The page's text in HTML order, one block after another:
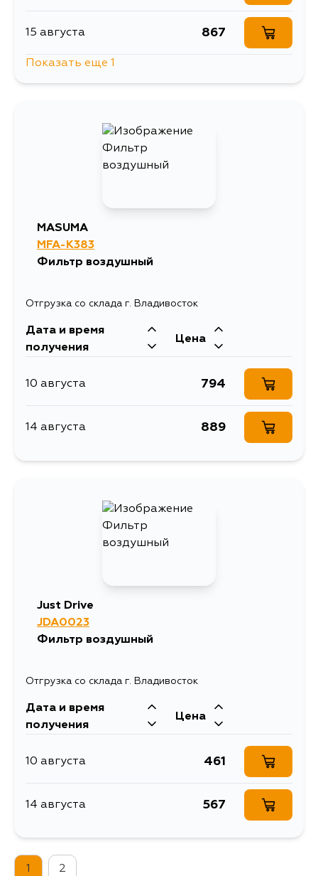
15 августа 867
Показать еще 1
MASUMA
MFA-K383
Фильтр воздушный
Отгрузка со склада г. Владивосток
Дата и время
получения
Цена
10 августа 794
14 августа 889
Just Drive
JDA0023
Фильтр воздушный
Отгрузка со склада г. Владивосток
Дата и время
получения
Цена
10 августа 461
14 августа 567
1 2